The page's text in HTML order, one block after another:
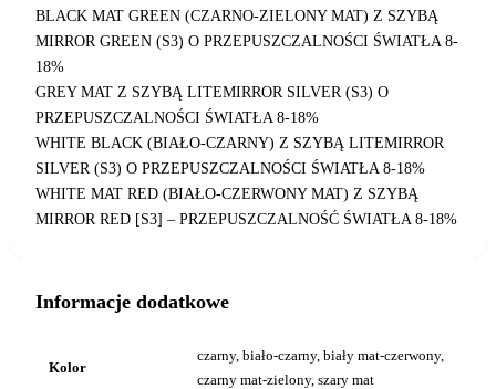
BLACK MAT GREEN (CZARNO-ZIELONY MAT) Z SZYBĄ
MIRROR GREEN (S3) O PRZEPUSZCZALNOŚCI ŚWIATŁA 8-
18%
GREY MAT Z SZYBĄ LITEMIRROR SILVER (S3) O
PRZEPUSZCZALNOŚCI ŚWIATŁA 8-18%
WHITE BLACK (BIAŁO-CZARNY) Z SZYBĄ LITEMIRROR
SILVER (S3) O PRZEPUSZCZALNOŚCI ŚWIATŁA 8-18%
WHITE MAT RED (BIAŁO-CZERWONY MAT) Z SZYBĄ
MIRROR RED [S3] – PRZEPUSZCZALNOŚĆ ŚWIATŁA 8-18%
Informacje dodatkowe
Kolor
czarny, biało-czarny, biały mat-czerwony,
czarny mat-zielony, szary mat